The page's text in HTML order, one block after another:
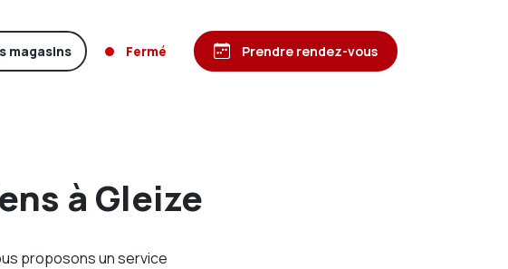
magasins Fermé Prendre rendez-vous
à Gleize
proposons un service